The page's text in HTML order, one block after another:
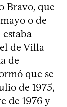
Bravo, que
o de
de Villa
de
que se
de 1975,
de 1976 y